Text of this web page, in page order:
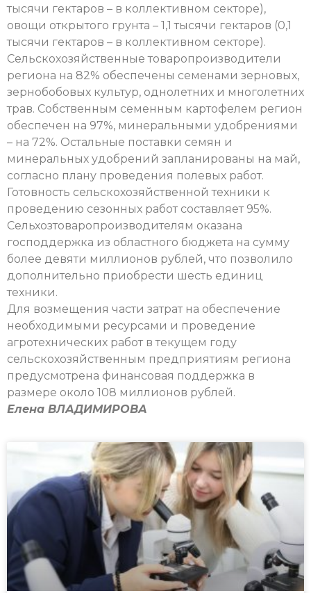
тысячи гектаров – в коллективном секторе),
овощи открытого грунта – 1,1 тысячи гектаров (0,1
тысячи гектаров – в коллективном секторе).
Сельскохозяйственные товаропроизводители
региона на 82% обеспечены семенами зерновых,
зернобобовых культур, однолетних и многолетних
трав. Собственным семенным картофелем регион
обеспечен на 97%, минеральными удобрениями
– на 72%. Остальные поставки семян и
минеральных удобрений запланированы на май,
согласно плану проведения полевых работ.
Готовность сельскохозяйственной техники к
проведению сезонных работ составляет 95%.
Сельхозтоваропроизводителям оказана
господдержка из областного бюджета на сумму
более девяти миллионов рублей, что позволило
дополнительно приобрести шесть единиц
техники.
Для возмещения части затрат на обеспечение
необходимыми ресурсами и проведение
агротехнических работ в текущем году
сельскохозяйственным предприятиям региона
предусмотрена финансовая поддержка в
размере около 108 миллионов рублей.
Елена ВЛАДИМИРОВА